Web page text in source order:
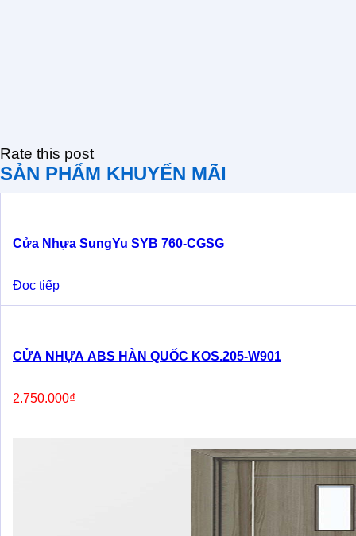
Rate this post
SẢN PHẨM KHUYẾN MÃI
Cửa Nhựa SungYu SYB 760-CGSG
Đọc tiếp
CỬA NHỰA ABS HÀN QUỐC KOS.205-W901
2.750.000₫